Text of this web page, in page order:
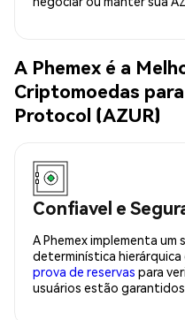
A Phemex é a
Criptomoedas
Protocol (AZUR)
Confiavel e
A Phemex implementa um
determinística
prova de reservas para
usuários estão